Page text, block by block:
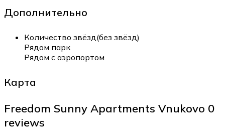
Дополнительно
Количество звёзд(без звёзд)
Рядом парк
Рядом с аэропортом
Карта
Freedom Sunny Apartments Vnukovo 0
reviews